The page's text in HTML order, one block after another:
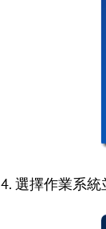
4. 選擇作業系統